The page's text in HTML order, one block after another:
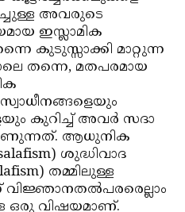
അവരുടെ
ഇസ്ലാമിക
കുടുസ്സാക്കി മാറ്റുന്ന
തന്നെ, മതപരമായ
കുറിച്ച് അവര്‍ സദാ
ആധുനിക
ശുദ്ധിവാദ
തമ്മിലുള്ള
വിജ്ഞാനതല്‍പരരെല്ലാം
ഒരു വിഷയമാണ്.